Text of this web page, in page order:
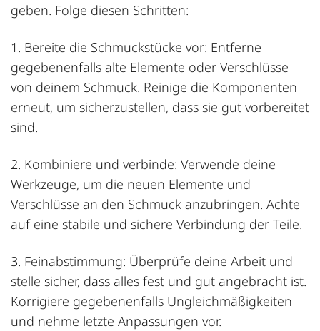
geben. Folge diesen Schritten:
1. Bereite die Schmuckstücke vor: Entferne
gegebenenfalls alte Elemente oder Verschlüsse
von deinem Schmuck. Reinige die Komponenten
erneut, um sicherzustellen, dass sie gut vorbereitet
sind.
2. Kombiniere und verbinde: Verwende deine
Werkzeuge, um die neuen Elemente und
Verschlüsse an den Schmuck anzubringen. Achte
auf eine stabile und sichere Verbindung der Teile.
3. Feinabstimmung: Überprüfe deine Arbeit und
stelle sicher, dass alles fest und gut angebracht ist.
Korrigiere gegebenenfalls Ungleichmäßigkeiten
und nehme letzte Anpassungen vor.